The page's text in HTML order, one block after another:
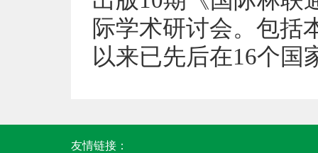
际学术研讨会。包括
以来已先后在16个国
友情链接：